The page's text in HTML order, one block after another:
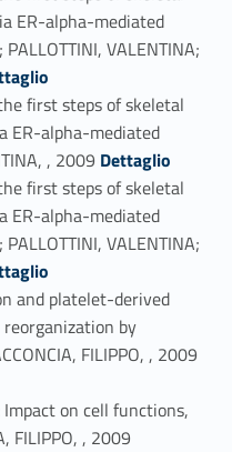
ER-alpha-mediated
VALENTINA;
first steps of skeletal
ER-alpha-mediated
, 2009 Link identifier #identifier_person_480-78
Dettaglio
first steps of skeletal
ER-alpha-mediated
VALENTINA;
and platelet-derived
by
FILIPPO, , 2009
on cell functions,
FILIPPO, , 2009